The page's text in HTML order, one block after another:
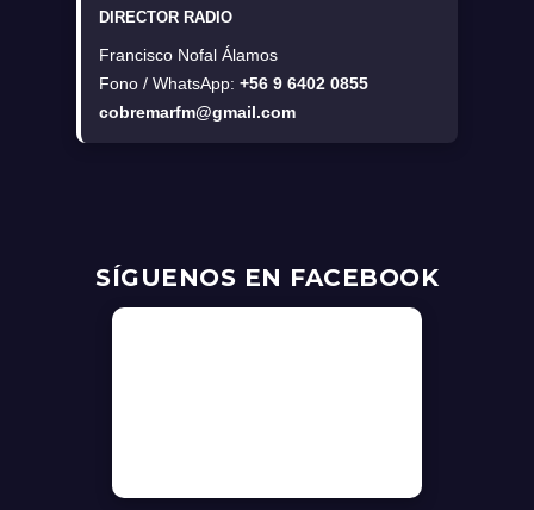
DIRECTOR RADIO
Francisco Nofal Álamos
Fono / WhatsApp: +56 9 6402 0855
cobremarfm@gmail.com
SÍGUENOS EN FACEBOOK